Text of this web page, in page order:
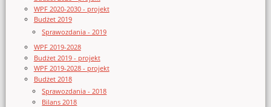
WPF 2020-2030 - projekt
Budżet 2019
Sprawozdania - 2019
WPF 2019-2028
Budżet 2019 - projekt
WPF 2019-2028 - projekt
Budżet 2018
Sprawozdania - 2018
Bilans 2018